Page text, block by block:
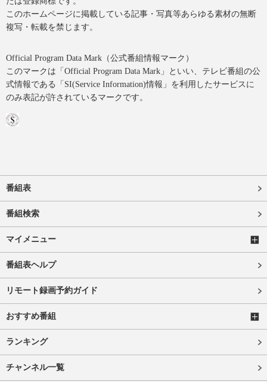
このホームページに掲載している記事・写真等あらゆる素材の無断
複写・転載を禁じます。
Official Program Data Mark（公式番組情報マーク）
このマークは「Official Program Data Mark」といい、テレビ番組の公
式情報である「SI(Service Information)情報」を利用したサービスに
のみ表記が許されているマークです。
番組表
番組検索
マイメニュー
番組表ヘルプ
リモート録画予約ガイド
おすすめ番組
ランキング
チャンネル一覧